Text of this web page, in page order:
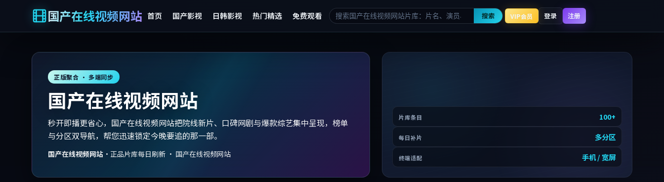
国产在线视频网站 首页 国产影视 日韩影视 热门精选 免费观看 搜索 VIP会员 登录 注册
正版聚合 · 多端同步
国产在线视频网站
秒开即播更省心，国产在线视频网站把院线新片、口碑网剧与爆款综艺集中呈现，榜单
与分区双导航，帮您迅速锁定今晚要追的那一部。
国产在线视频网站 · 正品片库每日刷新 · 国产在线视频网站
片库条目 100+
每日补片 多分区
终端适配 手机 / 宽屏